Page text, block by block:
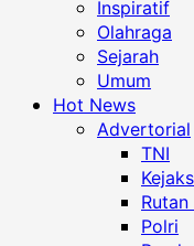
Inspiratif
Olahraga
Sejarah
Umum
Hot News
Advertorial
TNI
Polri